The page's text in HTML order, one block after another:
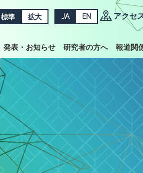
標準 拡大 JA EN アクセ
発表・お知らせ 研究者の方へ 報道関